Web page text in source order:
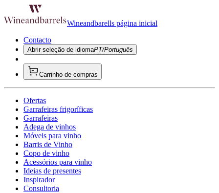
Wineandbarells página inicial
Contacto
Abrir seleção de idiomaPT/Português
Carrinho de compras
Ofertas
Garrafeiras frigoríficas
Garrafeiras
Adega de vinhos
Móveis para vinho
Barris de Vinho
Copo de vinho
Acessórios para vinho
Ideias de presentes
Inspirador
Consultoria